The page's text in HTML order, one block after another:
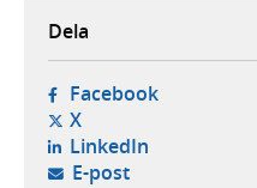
Dela
Facebook- öppnas i
X- öppnas i ny flik,
LinkedIn- öppnas i
E-post- öppnar din